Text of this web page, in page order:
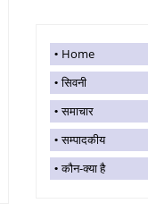
Home
सिवनी
समाचार
सम्पादकीय
कौन-क्या है